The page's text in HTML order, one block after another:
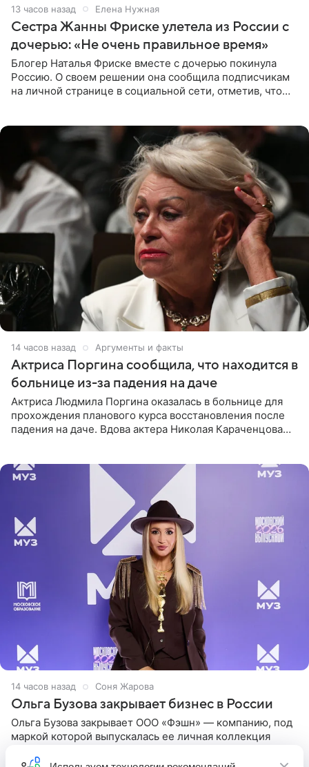
13 часов назад Елена Нужная
Сестра Жанны Фриске улетела из России с
дочерью: «Не очень правильное время»
Блогер Наталья Фриске вместе с дочерью покинула
Россию. О своем решении она сообщила подписчикам
на личной странице в социальной сети, отметив, что
14 часов назад Аргументы и факты
Актриса Поргина сообщила, что находится в
больнице из-за падения на даче
Актриса Людмила Поргина оказалась в больнице для
прохождения планового курса восстановления после
падения на даче. Вдова актера Николая Караченцова
14 часов назад Соня Жарова
Ольга Бузова закрывает бизнес в России
Ольга Бузова закрывает ООО «Фэшн» — компанию, под
маркой которой выпускалась ее личная коллекция
канал». Фирму зарегистрировали 13 ноября 2012 года. В